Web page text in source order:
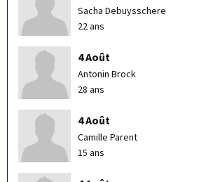
Sacha Debuysschere
22 ans
4 Août
Antonin Brock
28 ans
4 Août
Camille Parent
15 ans